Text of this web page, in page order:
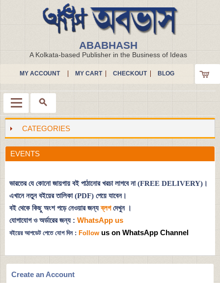
ABABHASH
A Kolkata-based Publisher in the Business of Ideas
MY ACCOUNT MY CART CHECKOUT BLOG
MenuCATEGORIES
EVENTS
ভারতের যে কোনো জায়গায় বই পাঠানোর খরচা লাগবে না (FREE DELIVERY)।
এখানে নতুন বইয়ের তালিকা (PDF) পেয়ে যাবেন।
বই থেকে কিছু অংশ পড়ে নেওয়ার জন্যব্লগদেখুন ।
যোগাযোগ ও অর্ডারের জন্য : WhatsApp us
বইয়ের আপডেট পেতে যোগ দিন : Follow us on WhatsApp Channel
Create an Account